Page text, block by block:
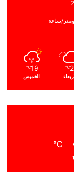
℃
19
℃
الخميس
℃